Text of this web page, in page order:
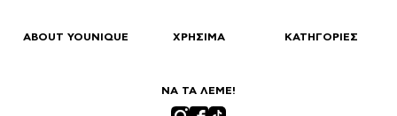
ABOUT YOUNIQUE ΧΡΗΣΙΜΑ ΚΑΤΗΓΟΡΙΕΣ
ΝΑ ΤΑ ΛΕΜΕ!